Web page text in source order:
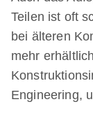
Teilen ist oft
bei älteren
mehr
Engineering,